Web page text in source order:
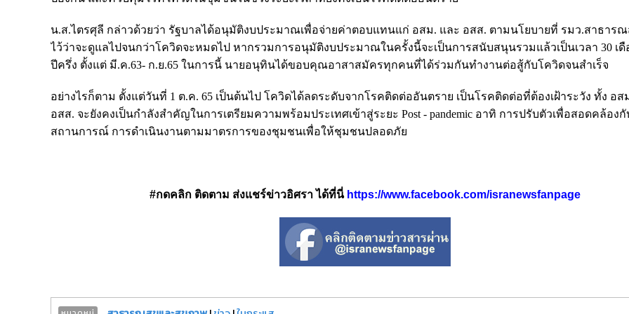
น.ส.ไตรศุลี กล่าวด้วยว่า รัฐบาลได้อนุมัติงบประมาณเพื่อจ่ายค่าตอบแทนแก่ อสม. และ อสส. ตามนโยบายที่ รมว.สาธาร
ไว้ว่าจะดูแลไปจนกว่าโควิดจะหมดไป หากรวมการอนุมัติงบประมาณในครั้งนี้จะเป็นการสนับสนุนรวมแล้วเป็นเวลา 30 เดื
ปีครึ่ง ตั้งแต่ มี.ค.63- ก.ย.65 ในการนี้ นายอนุทินได้ขอบคุณอาสาสมัครทุกคนที่ได้ร่วมกันทำงานต่อสู้กับโควิดจนสำเร็จ
อย่างไรก็ตาม ตั้งแต่วันที่ 1 ต.ค. 65 เป็นต้นไป โควิดได้ลดระดับจากโรคติดต่ออันตราย เป็นโรคติดต่อที่ต้องเฝ้าระวัง ทั้ง อส
อสส. จะยังคงเป็นกำลังสำคัญในการเตรียมความพร้อมประเทศเข้าสู่ระยะ Post - pandemic อาทิ การปรับตัวเพื่อสอดคล้องกั
สถานการณ์ การดำเนินงานตามมาตรการของชุมชนเพื่อให้ชุมชนปลอดภัย
#กดคลิก ติดตาม ส่งแชร์ข่าวอิศรา ได้ที่นี่ https://www.facebook.com/isranewsfanpage